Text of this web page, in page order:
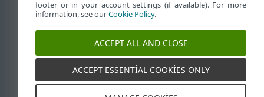
Masaüstü sitesini görüntüle
End of Life
ESET Bilgi Bankası
ESET Status Portal
Bölgesel destek
footer or in your account settings (if available). For more
information, see ourCookie Policy.
ACCEPT ALL AND CLOSE
ACCEPT ESSENTIAL COOKIES ONLY